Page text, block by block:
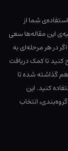
شما از
این مقاله‌ها سعی
در هر مرحله‌ای به
کنید تا کمک دریافت
گذاشته شده تا
کنید. این
انتخاب